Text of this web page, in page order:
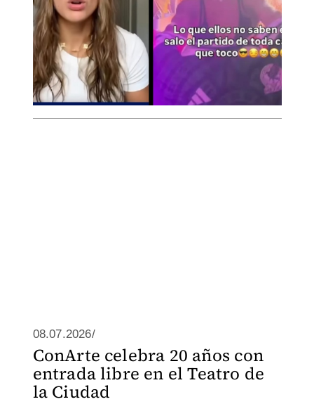
08.07.2026/
ConArte celebra 20 años con
entrada libre en el Teatro de
la Ciudad